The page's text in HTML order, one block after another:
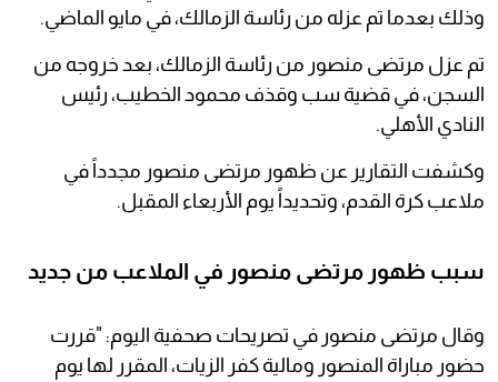
وذلك بعدما تم عزله من رئاسة الزمالك، في مايو الماضي.
تم عزل مرتضى منصور من رئاسة الزمالك، بعد خروجه من
السجن، في قضية سب وقذف محمود الخطيب، رئيس
النادي الأهلي.
وكشفت التقارير عن ظهور مرتضى منصور مجدداً في
ملاعب كرة القدم، وتحديداً يوم الأربعاء المقبل.
سبب ظهور مرتضى منصور في الملاعب من جديد
وقال مرتضى منصور في تصريحات صحفية اليوم: "قررت
حضور مباراة المنصور ومالية كفر الزيات، المقرر لها يوم